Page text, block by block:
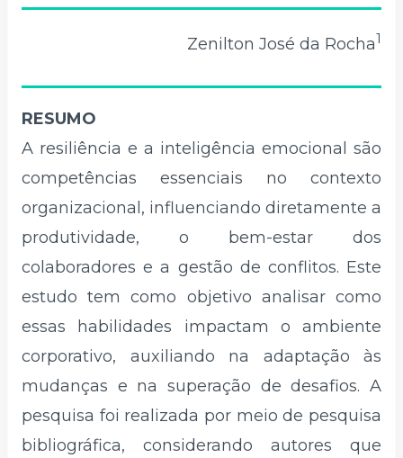
Zenilton José da Rocha1
RESUMO
A resiliência e a inteligência emocional são
competências essenciais no contexto
organizacional, influenciando diretamente a
produtividade, o bem-estar dos
colaboradores e a gestão de conflitos. Este
estudo tem como objetivo analisar como
essas habilidades impactam o ambiente
corporativo, auxiliando na adaptação às
mudanças e na superação de desafios. A
pesquisa foi realizada por meio de pesquisa
bibliográfica, considerando autores que